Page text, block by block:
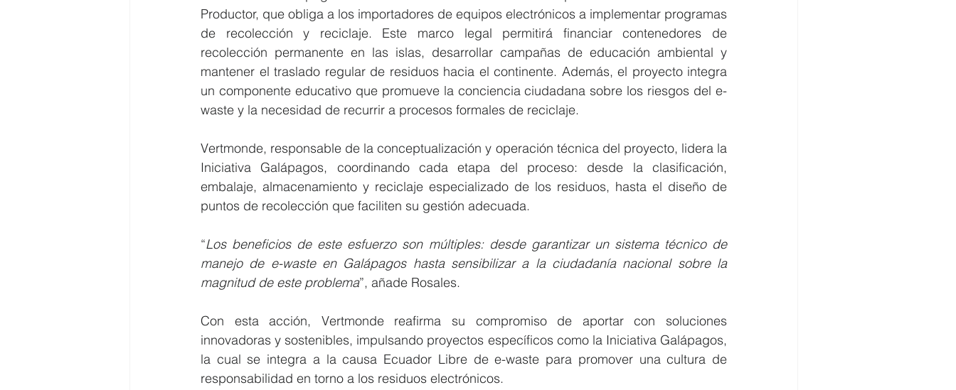
Productor, que obliga a los importadores de equipos electrónicos a implementar programas
de recolección y reciclaje. Este marco legal permitirá financiar contenedores de
recolección permanente en las islas, desarrollar campañas de educación ambiental y
mantener el traslado regular de residuos hacia el continente. Además, el proyecto integra
un componente educativo que promueve la conciencia ciudadana sobre los riesgos del e-
waste y la necesidad de recurrir a procesos formales de reciclaje.
Vertmonde, responsable de la conceptualización y operación técnica del proyecto, lidera la
Iniciativa Galápagos, coordinando cada etapa del proceso: desde la clasificación,
embalaje, almacenamiento y reciclaje especializado de los residuos, hasta el diseño de
puntos de recolección que faciliten su gestión adecuada.
“Los beneficios de este esfuerzo son múltiples: desde garantizar un sistema técnico de
manejo de e-waste en Galápagos hasta sensibilizar a la ciudadanía nacional sobre la
magnitud de este problema”, añade Rosales.
Con esta acción, Vertmonde reafirma su compromiso de aportar con soluciones
innovadoras y sostenibles, impulsando proyectos específicos como la Iniciativa Galápagos,
la cual se integra a la causa Ecuador Libre de e-waste para promover una cultura de
responsabilidad en torno a los residuos electrónicos.